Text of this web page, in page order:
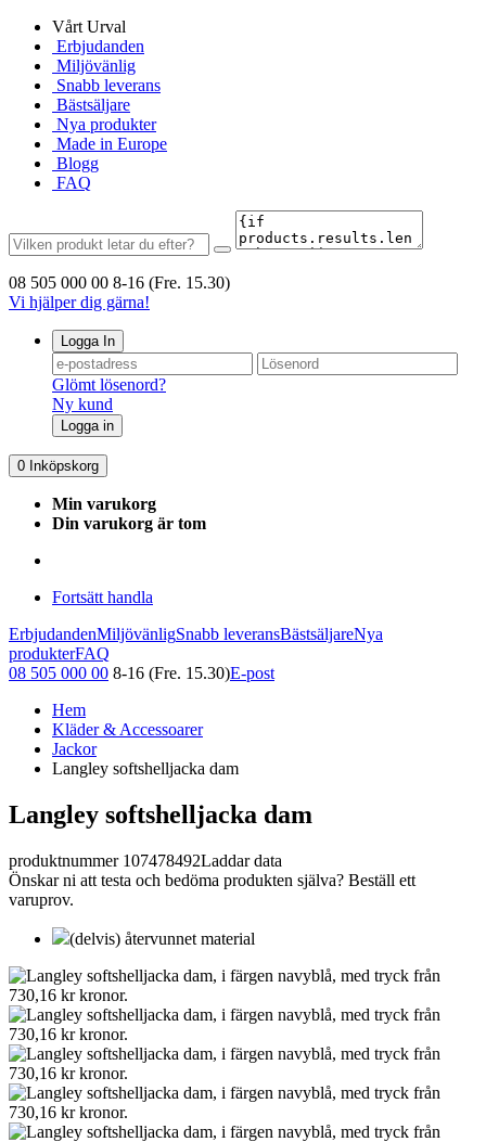
Vårt Urval
Erbjudanden
Miljövänlig
Snabb leverans
Bästsäljare
Nya produkter
Made in Europe
Blogg
FAQ
08 505 000 00 8-16 (Fre. 15.30)
Vi hjälper dig gärna!
Logga In
Glömt lösenord?
Ny kund
Logga in
0 Inköpskorg
Min varukorg
Din varukorg är tom
Fortsätt handla
ErbjudandenMiljövänligSnabb leveransBästsäljareNya
produkterFAQ
08 505 000 00 8-16 (Fre. 15.30)E-post
Hem
Kläder & Accessoarer
Jackor
Langley softshelljacka dam
Langley softshelljacka dam
produktnummer 107478492Laddar data
Önskar ni att testa och bedöma produkten själva? Beställ ett
varuprov.
(delvis) återvunnet material